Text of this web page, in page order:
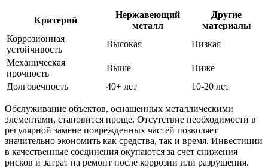
Критерий
Нержавеющий
металл
Другие
материалы
Коррозионная
устойчивость
Высокая
Низкая
Механическая
прочность
Выше
Ниже
Долговечность
40+ лет 10-20 лет
Обслуживание объектов, оснащенных металлическими
элементами, становится проще. Отсутствие необходимости в
регулярной замене поврежденных частей позволяет
значительно экономить как средства, так и время. Инвестиции
в качественные соединения окупаются за счет снижения
рисков и затрат на ремонт после коррозии или разрушения.